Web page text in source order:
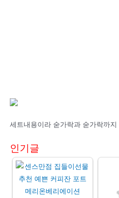
세트내용이라 숟가락과 숟가락까지
인기글